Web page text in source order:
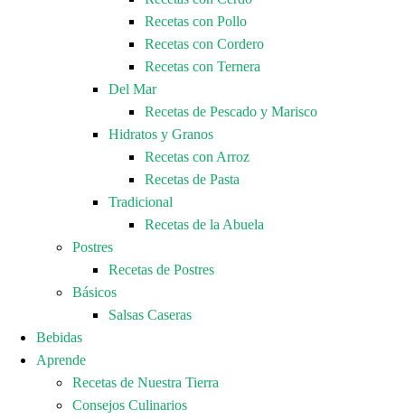
Recetas con Pollo
Recetas con Cordero
Recetas con Ternera
Del Mar
Recetas de Pescado y Marisco
Hidratos y Granos
Recetas con Arroz
Recetas de Pasta
Tradicional
Recetas de la Abuela
Postres
Recetas de Postres
Básicos
Salsas Caseras
Bebidas
Aprende
Recetas de Nuestra Tierra
Consejos Culinarios